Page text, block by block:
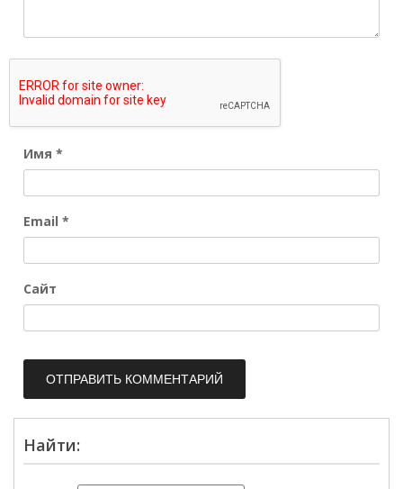
Имя *
Email *
Сайт
Найти: